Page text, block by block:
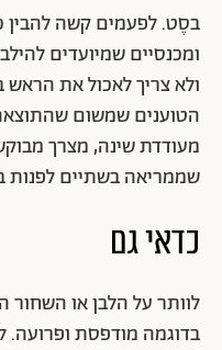
בסֶט. לפעמים קשה להבין
ומכנסיים שמיועדים
ולא צריך לאכול את
הטוענים שמשום
מעודדת שינה, מצרך
שממריאה בשתיים לפנות
כדאי גם
לוותר על הלבן או השחור
בדוגמה מודפסת ופרועה.